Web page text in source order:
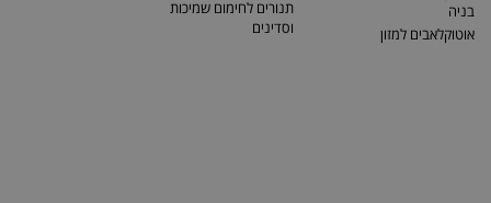
בניה
אוטוקלאבים למזון
תנורים לחימום שמיכות
וסדינים